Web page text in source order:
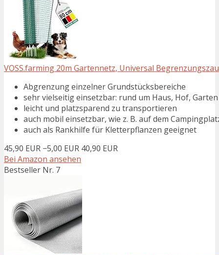
VOSS.farming 20m Gartennetz, Universal
Abgrenzung einzelner Grundstücksbereiche
sehr vielseitig einsetzbar: rund um Haus, Hof, Garten
leicht und platzsparend zu transportieren
auch mobil einsetzbar, wie z. B. auf dem
auch als Rankhilfe für Kletterpflanzen geeignet
45,90 EUR −5,00 EUR 40,90 EUR
Bei Amazon ansehen
Bestseller Nr. 7